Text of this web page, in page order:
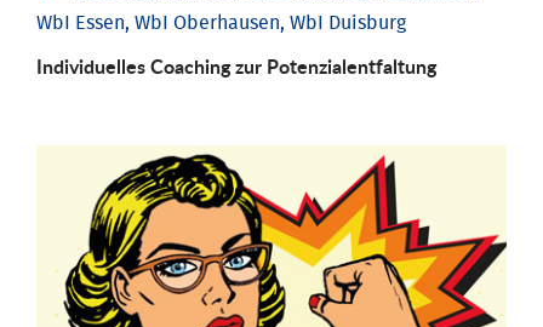
WbI Essen, WbI Oberhausen, WbI Duisburg
Individuelles Coaching zur Potenzialentfaltung